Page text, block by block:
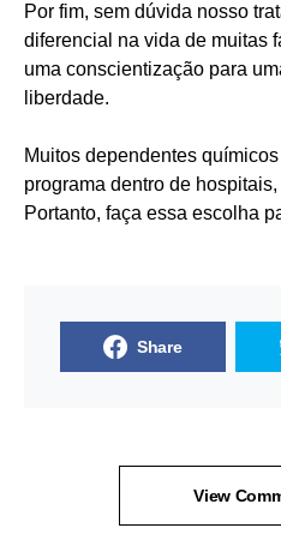
Por fim, sem dúvida nosso
diferencial na vida de muitas
uma conscientização para
liberdade.
Muitos dependentes
programa dentro de
Portanto, faça essa escolha
Share
View